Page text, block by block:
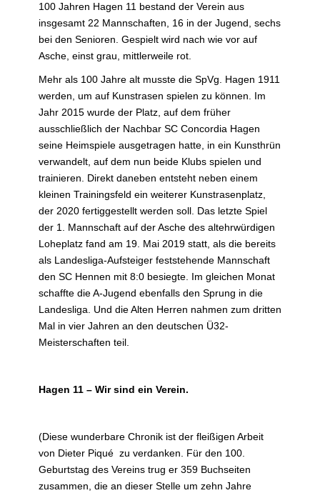
100 Jahren Hagen 11 bestand der Verein aus
insgesamt 22 Mannschaften, 16 in der Jugend, sechs
bei den Senioren. Gespielt wird nach wie vor auf
Asche, einst grau, mittlerweile rot.
Mehr als 100 Jahre alt musste die SpVg. Hagen 1911
werden, um auf Kunstrasen spielen zu können. Im
Jahr 2015 wurde der Platz, auf dem früher
ausschließlich der Nachbar SC Concordia Hagen
seine Heimspiele ausgetragen hatte, in ein Kunsthrün
verwandelt, auf dem nun beide Klubs spielen und
trainieren. Direkt daneben entsteht neben einem
kleinen Trainingsfeld ein weiterer Kunstrasenplatz,
der 2020 fertiggestellt werden soll. Das letzte Spiel
der 1. Mannschaft auf der Asche des altehrwürdigen
Loheplatz fand am 19. Mai 2019 statt, als die bereits
als Landesliga-Aufsteiger feststehende Mannschaft
den SC Hennen mit 8:0 besiegte. Im gleichen Monat
schaffte die A-Jugend ebenfalls den Sprung in die
Landesliga. Und die Alten Herren nahmen zum dritten
Mal in vier Jahren an den deutschen Ü32-
Meisterschaften teil.
Hagen 11 – Wir sind ein Verein.
(Diese wunderbare Chronik ist der fleißigen Arbeit
von Dieter Piqué zu verdanken. Für den 100.
Geburtstag des Vereins trug er 359 Buchseiten
zusammen, die an dieser Stelle um zehn Jahre